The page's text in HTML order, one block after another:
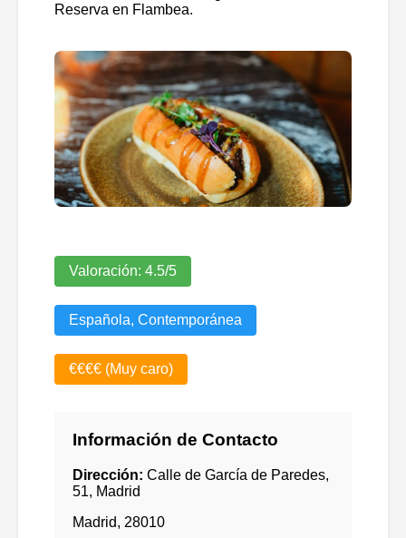
Reserva en Flambea.
Valoración: 4.5/5
Española, Contemporánea
€€€€ (Muy caro)
Información de Contacto
Dirección: Calle de García de Paredes,
51, Madrid
Madrid, 28010